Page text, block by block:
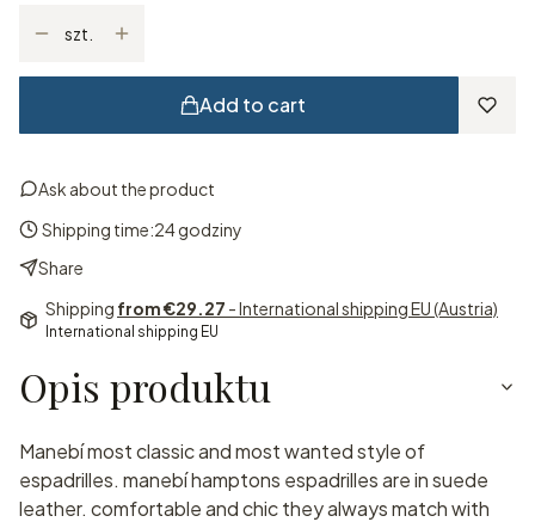
szt.
Add to cart
Ask about the product
Shipping time:24 godziny
Share
Shipping from €29.27 - International shipping EU (Austria)
International shipping EU
Opis produktu
Manebí most classic and most wanted style of
espadrilles. manebí hamptons espadrilles are in suede
leather. comfortable and chic they always match with